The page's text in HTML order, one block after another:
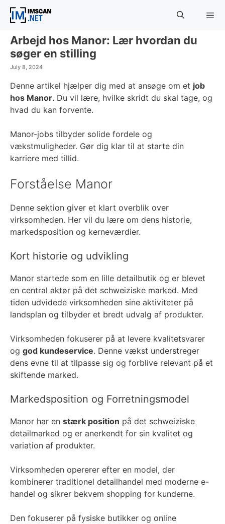
Skip
Arbejd hos Manor: Lær hvordan du
søger en stilling
July 8, 2024
Denne artikel hjælper dig med at ansøge om et job
hos Manor. Du vil lære, hvilke skridt du skal tage, og
hvad du kan forvente.
Manor-jobs tilbyder solide fordele og
vækstmuligheder. Gør dig klar til at starte din
karriere med tillid.
Forståelse Manor
Denne sektion giver et klart overblik over
virksomheden. Her vil du lære om dens historie,
markedsposition og kerneværdier.
Kort historie og udvikling
Manor startede som en lille detailbutik og er blevet
en central aktør på det schweiziske marked. Med
tiden udvidede virksomheden sine aktiviteter på
landsplan og tilbyder et bredt udvalg af produkter.
Virksomheden fokuserer på at levere kvalitetsvarer
og god kundeservice. Denne vækst understreger
dens evne til at tilpasse sig og forblive relevant på et
skiftende marked.
Markedsposition og Forretningsmodel
Manor har en stærk position på det schweiziske
detailmarked og er anerkendt for sin kvalitet og
variation af produkter.
Virksomheden opererer efter en model, der
kombinerer traditionel detailhandel med moderne e-
handel og sikrer bekvem shopping for kunderne.
Den fokuserer på fysiske butikker og online